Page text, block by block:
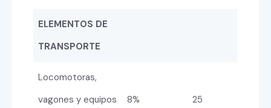
ELEMENTOS DE
TRANSPORTE
Locomotoras,
vagones y equipos
8% 25